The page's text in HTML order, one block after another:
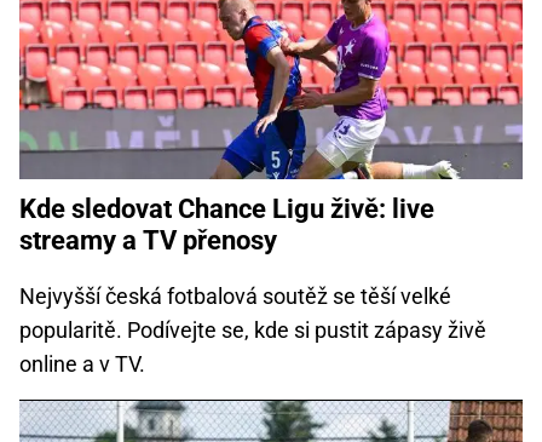
Kde sledovat Chance Ligu živě: live
streamy a TV přenosy
Nejvyšší česká fotbalová soutěž se těší velké
popularitě. Podívejte se, kde si pustit zápasy živě
online a v TV.